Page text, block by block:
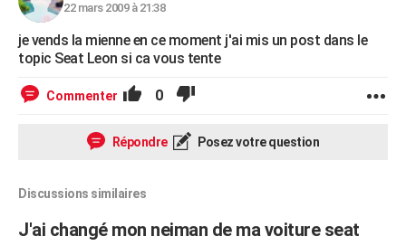
22 mars 2009 à 21:38
je vends la mienne en ce moment j'ai mis un post dans le
topic Seat Leon si ca vous tente
Commenter 0
Répondre Posez votre question
Discussions similaires
J'ai changé mon neiman de ma voiture seat